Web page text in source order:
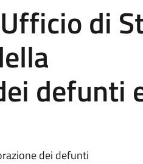
di
defunti
dei defunti